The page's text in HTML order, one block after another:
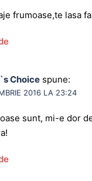
frumoase,te lasa
Choice spune:
2016 LA 23:24
sunt, mi-e dor